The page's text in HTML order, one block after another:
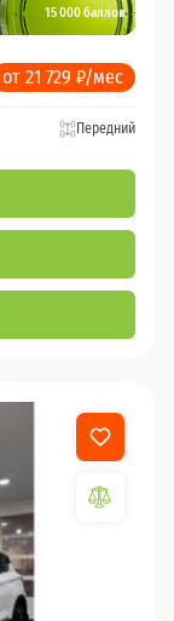
15 000 баллов
от 21 729 ₽/мес
Передний